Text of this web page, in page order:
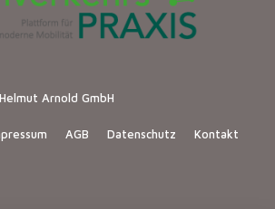
Arnold GmbH
AGB Datenschutz Kontakt